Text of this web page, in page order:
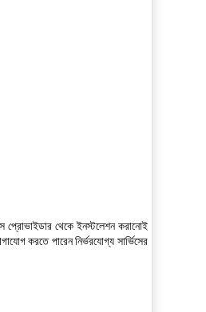
প্রোভাইডার থেকে ইনস্টলেশন করানোই
করতে পারেন নির্ভরযোগ্য সার্ভিসের